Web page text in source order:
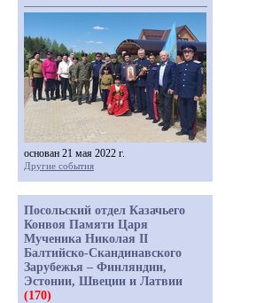
основан 21 мая 2022 г.
Другие события
Посольский отдел Казачьего
Конвоя Памяти Царя
Мученика Николая II
Балтийско-Скандинавского
Зарубежья – Финляндии,
Эстонии, Швеции и Латвии
(170)